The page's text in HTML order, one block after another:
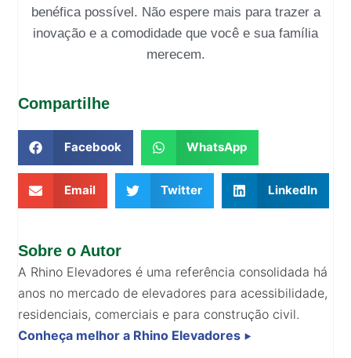
benéfica possível. Não espere mais para trazer a
inovação e a comodidade que você e sua família
merecem.
Compartilhe
Facebook WhatsApp
Email Twitter LinkedIn
Sobre o Autor
A Rhino Elevadores é uma referência consolidada há
anos no mercado de elevadores para acessibilidade,
residenciais, comerciais e para construção civil.
Conheça melhor a Rhino Elevadores ⯈